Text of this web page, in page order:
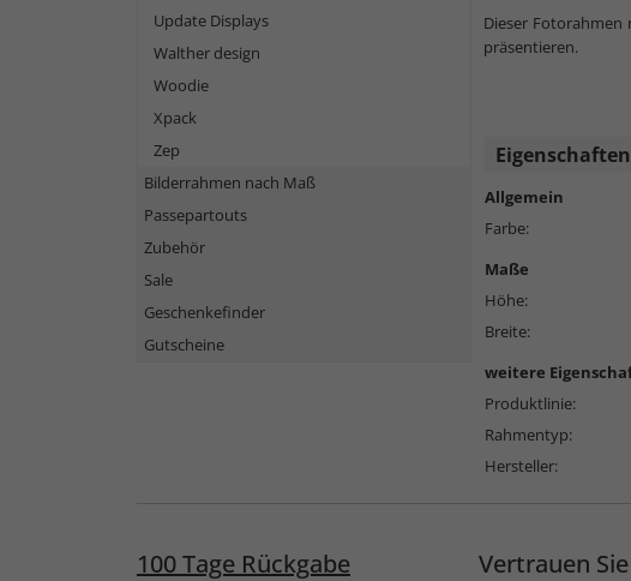
Dieser
präsentieren.
Eigenschaften
Allgemein
Farbe:
Maße
Höhe:
Breite:
weitere
Produktlinie:
Rahmentyp:
Hersteller:
Update Displays
Walther design
Woodie
Xpack
Zep
Bilderrahmen nach Maß
Passepartouts
Zubehör
Sale
Geschenkefinder
Gutscheine
100 Tage Rückgabe Vertrauen